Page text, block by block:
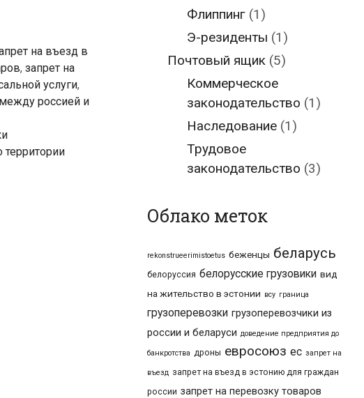
на въезд в
, запрет на
услуги,
россией и
территории
Флиппинг (1)
Э-резиденты (1)
Почтовый ящик(5)
Коммерческое
законодательство (1)
Наследование (1)
Трудовое
законодательство (3)
Облако меток
rekonstrueerimistoetus беженцы беларусь
белоруссия белорусские грузовики вид
на жительство в эстонии всу граница
грузоперевозки грузоперевозчики из
россии и беларуси доведение предприятия до
банкротства дроны евросоюз ес запрет на
въезд запрет на въезд в эстонию для граждан
россии запрет на перевозку товаров